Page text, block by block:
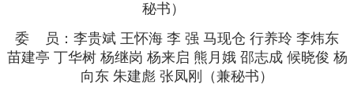
秘书）
委 员：李贵斌 王怀海 李 强 马现仓 行养玲 李炜东
苗建亭 丁华树 杨继岗 杨来启 熊月娥 邵志成 候晓俊 杨
向东 朱建彪 张凤刚（兼秘书）